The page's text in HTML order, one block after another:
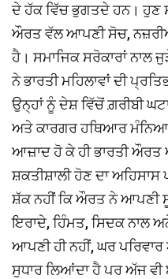
ਦੇ ਹੱਕ ਵਿੱਚ ਭੁਗਤਦੇ ਹਨ। ਹੁਣ
ਔਰਤ ਵੱਲ ਆਪਣੀ ਸੋਚ,
ਹੈ। ਸਮਾਜਿਕ ਸਰੋਕਾਰਾਂ ਨਾਲ
ਨੇ ਭਾਰਤੀ ਮਹਿਲਾਵਾਂ ਦੀ
ਉਨ੍ਹਾਂ ਨੂੰ ਦੇਸ਼ ਵਿੱਚੋਂ ਗ਼ਰੀਬੀ
ਅਤੇ ਕਾਰਗਰ ਹਥਿਆਰ ਮੰਨਿਆ
ਆਜ਼ਾਦ ਹੋ ਕੇ ਹੀ ਭਾਰਤੀ
ਸ਼ਕਤੀਸ਼ਾਲੀ ਹੋਣ ਦਾ
ਸ਼ੱਕ ਨਹੀਂ ਕਿ ਔਰਤ ਨੇ ਆਪਣੀ
ਇਰਾਦੇ, ਹਿੰਮਤ, ਸਿਦਕ ਨਾਲ
ਆਪਣੀ ਹੀ ਨਹੀਂ, ਘਰ
ਸੁਧਾਰ ਲਿਆਂਦਾ ਹੈ ਪਰ ਅੱਜ